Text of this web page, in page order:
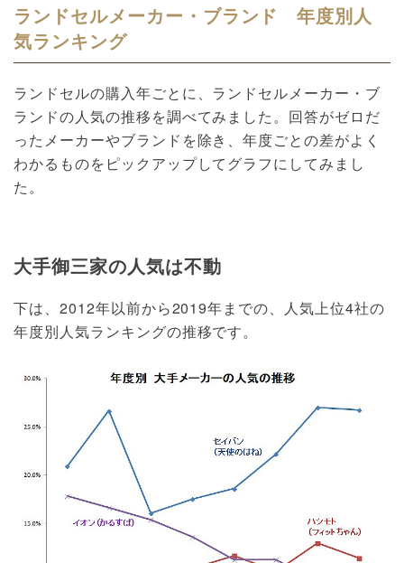
ランドセルメーカー・ブランド 年度別人
気ランキング
ランドセルの購入年ごとに、ランドセルメーカー・ブ
ランドの人気の推移を調べてみました。回答がゼロだ
ったメーカーやブランドを除き、年度ごとの差がよく
わかるものをピックアップしてグラフにしてみまし
た。
大手御三家の人気は不動
下は、2012年以前から2019年までの、人気上位4社の
年度別人気ランキングの推移です。